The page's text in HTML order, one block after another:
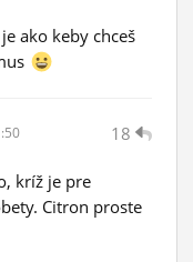
ako keby chceš
18
kríž je pre
Citron proste